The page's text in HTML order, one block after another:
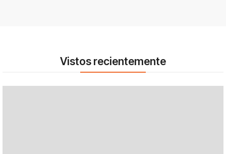
Vistos recientemente